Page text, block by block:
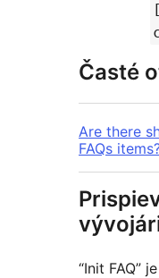
Časté
Are there
FAQs
“Init FAQ”